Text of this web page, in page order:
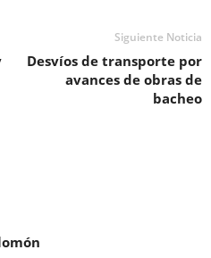
Siguiente Noticia
Desvíos de transporte por
avances de obras de
bacheo